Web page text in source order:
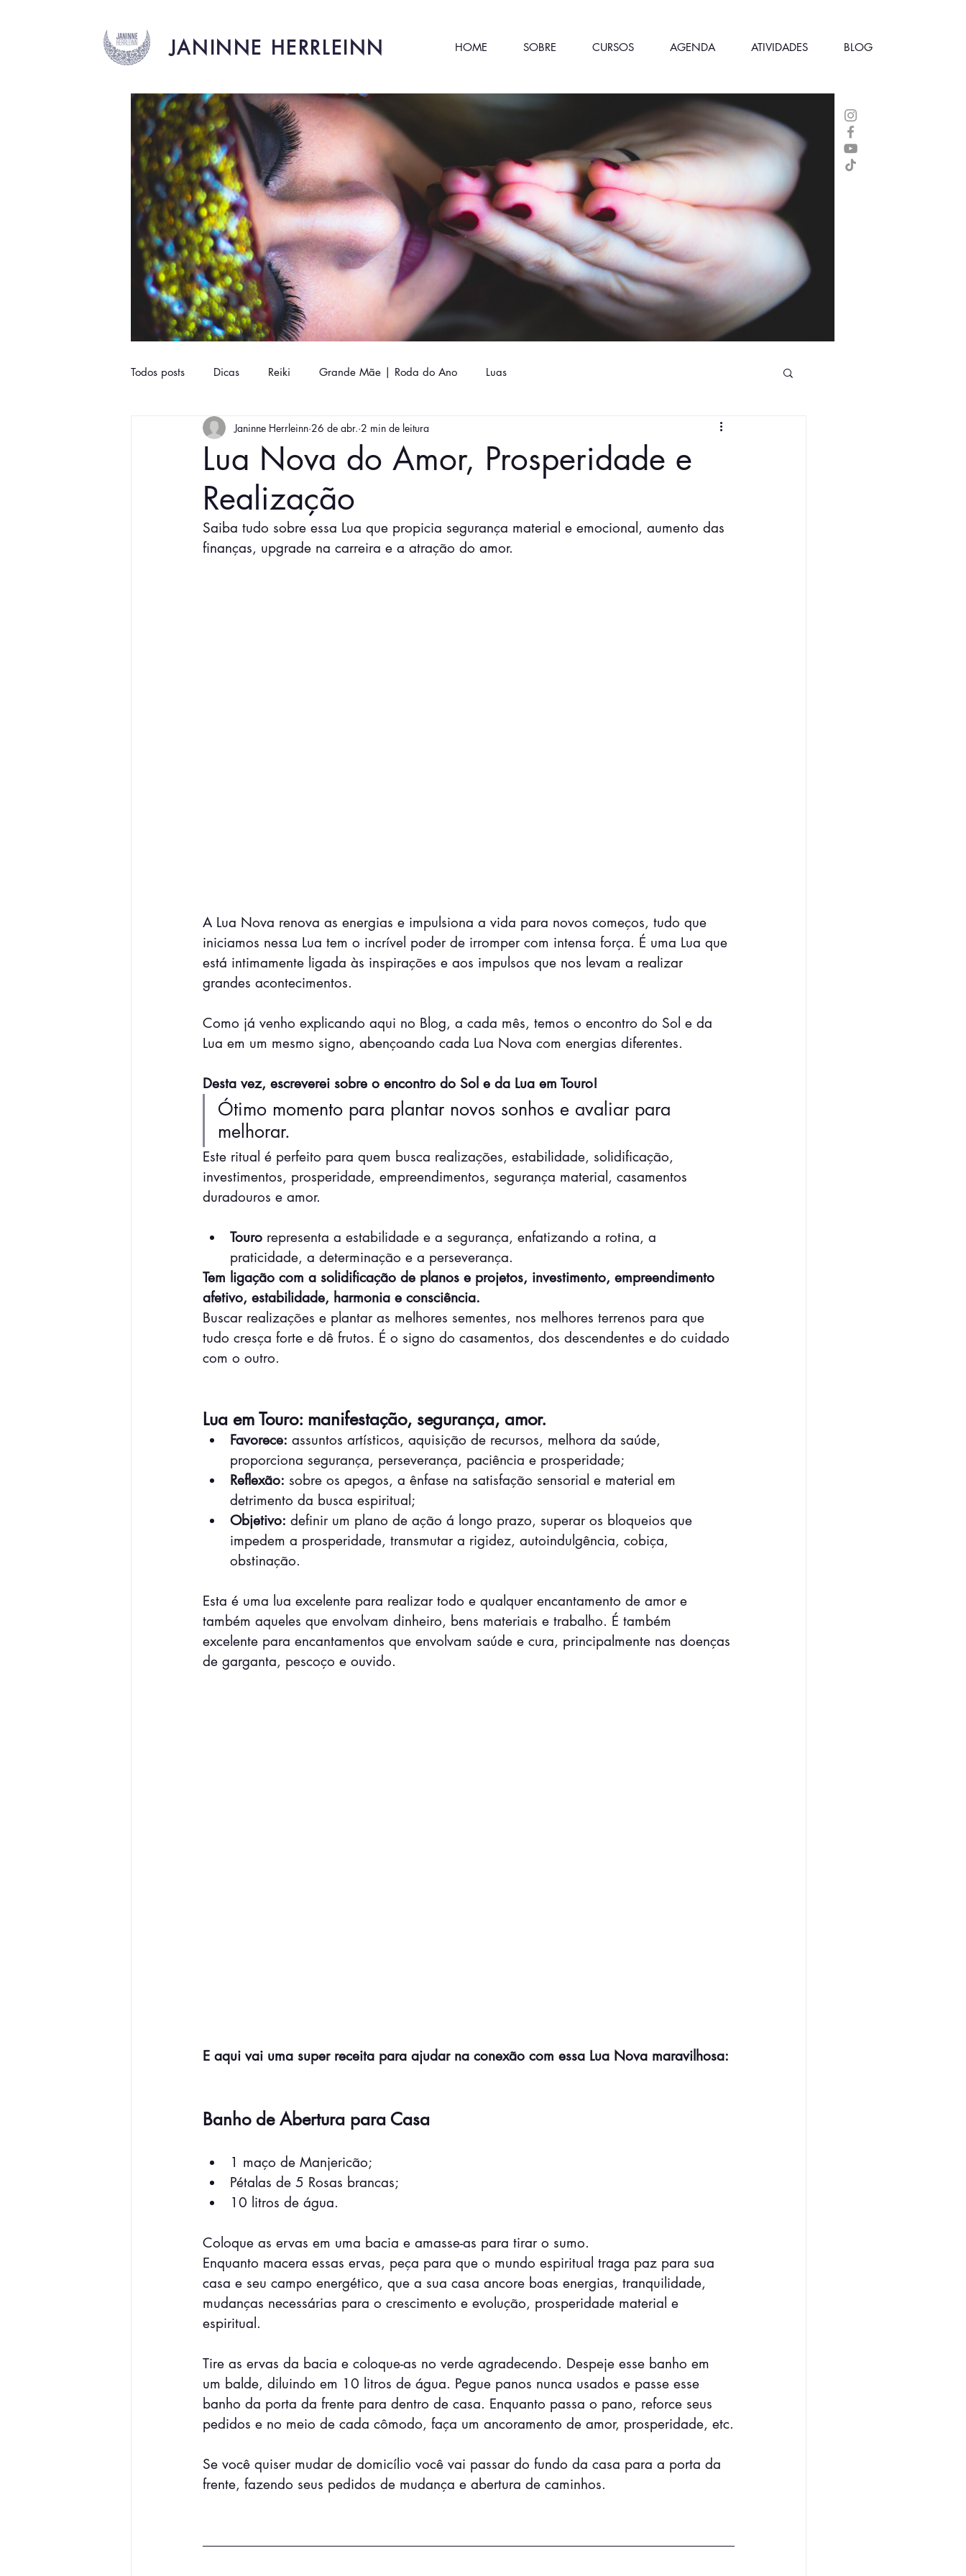
JANINNE HERRLEINN HOME SOBRE CURSOS AGENDA ATIVIDADES BLOG
Todos posts Dicas Reiki Grande Mãe | Roda do Ano Luas
Lua Nova do Amor, Prosperidade e
Realização
Janinne Herrleinn 26 de abr. 2 min de leitura
Saiba tudo sobre essa Lua que propicia segurança material e emocional, aumento das
finanças, upgrade na carreira e a atração do amor.
A Lua Nova renova as energias e impulsiona a vida para novos começos, tudo que
iniciamos nessa Lua tem o incrível poder de irromper com intensa força. É uma Lua que
está intimamente ligada às inspirações e aos impulsos que nos levam a realizar
grandes acontecimentos.
Como já venho explicando aqui no Blog, a cada mês, temos o encontro do Sol e da
Lua em um mesmo signo, abençoando cada Lua Nova com energias diferentes.
Desta vez, escreverei sobre o encontro do Sol e da Lua em Touro!
Ótimo momento para plantar novos sonhos e avaliar para
melhorar.
Este ritual é perfeito para quem busca realizações, estabilidade, solidificação,
investimentos, prosperidade, empreendimentos, segurança material, casamentos
duradouros e amor.
Touro representa a estabilidade e a segurança, enfatizando a rotina, a
praticidade, a determinação e a perseverança.
Tem ligação com a solidificação de planos e projetos, investimento, empreendimento
afetivo, estabilidade, harmonia e consciência.
Buscar realizações e plantar as melhores sementes, nos melhores terrenos para que
tudo cresça forte e dê frutos. É o signo do casamentos, dos descendentes e do cuidado
com o outro.
Lua em Touro: manifestação, segurança, amor.
Favorece: assuntos artísticos, aquisição de recursos, melhora da saúde,
proporciona segurança, perseverança, paciência e prosperidade;
Reflexão: sobre os apegos, a ênfase na satisfação sensorial e material em
detrimento da busca espiritual;
Objetivo: definir um plano de ação á longo prazo, superar os bloqueios que
impedem a prosperidade, transmutar a rigidez, autoindulgência, cobiça,
obstinação.
Esta é uma lua excelente para realizar todo e qualquer encantamento de amor e
também aqueles que envolvam dinheiro, bens materiais e trabalho. É também
excelente para encantamentos que envolvam saúde e cura, principalmente nas doenças
de garganta, pescoço e ouvido.
E aqui vai uma super receita para ajudar na conexão com essa Lua Nova maravilhosa:
Banho de Abertura para Casa
1 maço de Manjericão;
Pétalas de 5 Rosas brancas;
10 litros de água.
Coloque as ervas em uma bacia e amasse-as para tirar o sumo.
Enquanto macera essas ervas, peça para que o mundo espiritual traga paz para sua
casa e seu campo energético, que a sua casa ancore boas energias, tranquilidade,
mudanças necessárias para o crescimento e evolução, prosperidade material e
espiritual.
Tire as ervas da bacia e coloque-as no verde agradecendo. Despeje esse banho em
um balde, diluindo em 10 litros de água. Pegue panos nunca usados e passe esse
banho da porta da frente para dentro de casa. Enquanto passa o pano, reforce seus
pedidos e no meio de cada cômodo, faça um ancoramento de amor, prosperidade, etc.
Se você quiser mudar de domicílio você vai passar do fundo da casa para a porta da
frente, fazendo seus pedidos de mudança e abertura de caminhos.